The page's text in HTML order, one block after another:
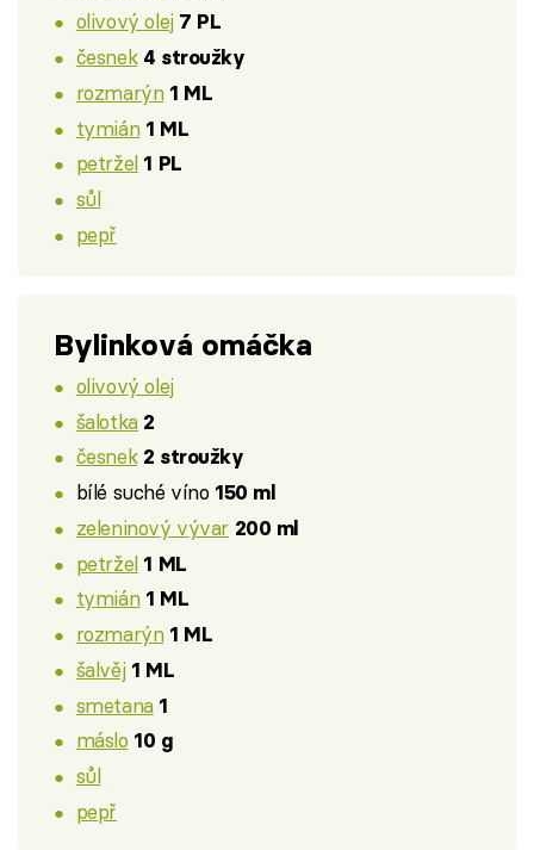
olivový olej 7 PL
česnek 4 stroužky
rozmarýn 1 ML
tymián 1 ML
petržel 1 PL
sůl
pepř
Bylinková omáčka
olivový olej
šalotka 2
česnek 2 stroužky
bílé suché víno 150 ml
zeleninový vývar 200 ml
petržel 1 ML
tymián 1 ML
rozmarýn 1 ML
šalvěj 1 ML
smetana 1
máslo 10 g
sůl
pepř